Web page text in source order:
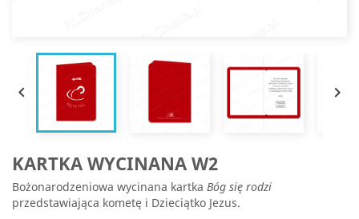
 
KARTKA WYCINANA W2
Bożonarodzeniowa wycinana kartka Bóg się rodzi
przedstawiająca kometę i Dzieciątko Jezus.